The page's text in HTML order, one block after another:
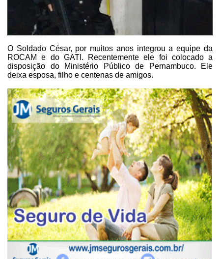
O Soldado César, por muitos anos integrou a equipe da
ROCAM e do GATI. Recentemente ele foi colocado a
disposição do Ministério Público de Pernambuco. Ele
deixa esposa, filho e centenas de amigos.